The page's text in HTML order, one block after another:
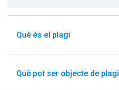
Què és el plagi
Què pot ser objecte de plagi